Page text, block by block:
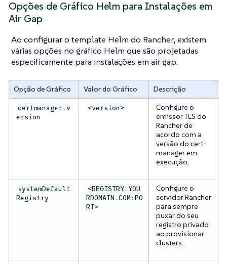
Opções de Gráfico Helm para Instalações em
Air Gap
Ao configurar o template Helm do Rancher, existem
várias opções no gráfico Helm que são projetadas
especificamente para instalações em air gap.
Opção de Gráfico Valor do Gráfico Descrição
certmanager.v
ersion
<version>
Configure o
emissor TLS do
Rancher de
acordo com a
versão do cert-
manager em
execução.
systemDefault
Registry
<REGISTRY.YOU
RDOMAIN.COM:PO
RT>
Configure o
servidor Rancher
para sempre
puxar do seu
registro privado
ao provisionar
clusters.